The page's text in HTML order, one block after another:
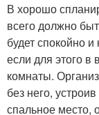
В хорошо
всего должно
будет спокойно
если для этого
комнаты.
без него,
спальное место,